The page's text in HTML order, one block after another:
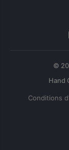
©
Conditions